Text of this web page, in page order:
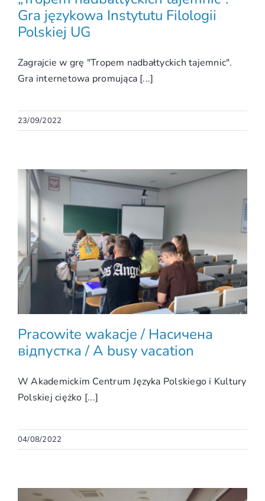
Gra językowa Instytutu Filologii
Polskiej UG
Zagrajcie w grę "Tropem nadbałtyckich tajemnic".
Gra internetowa promująca [...]
23/09/2022
Pracowite wakacje / Насичена
відпустка / A busy vacation
W Akademickim Centrum Języka Polskiego i Kultury
Polskiej ciężko [...]
04/08/2022